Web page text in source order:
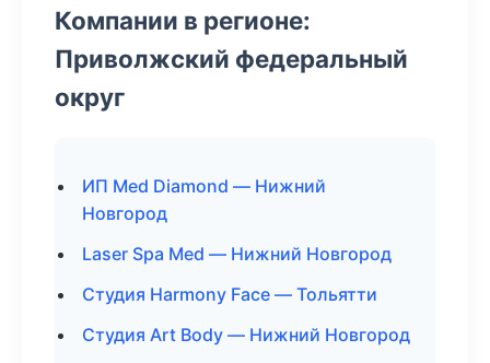
Компании в регионе:
Приволжский федеральный
округ
ИП Med Diamond — Нижний
Новгород
Laser Spa Med — Нижний Новгород
Студия Harmony Face — Тольятти
Студия Art Body — Нижний Новгород